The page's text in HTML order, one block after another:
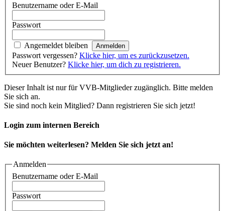
Benutzername oder E-Mail
Passwort
Angemeldet bleiben
Passwort vergessen? Klicke hier, um es zurückzusetzen.
Neuer Benutzer? Klicke hier, um dich zu registrieren.
Dieser Inhalt ist nur für VVB-Mitglieder zugänglich. Bitte melden
Sie sich an.
Sie sind noch kein Mitglied? Dann registrieren Sie sich jetzt!
Login zum internen Bereich
Sie möchten weiterlesen? Melden Sie sich jetzt an!
Anmelden
Benutzername oder E-Mail
Passwort